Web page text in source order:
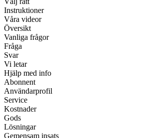
Instruktioner
Våra videor
Översikt
Vanliga frågor
Fråga
Svar
Vi letar
Hjälp med info
Abonnent
Användarprofil
Service
Kostnader
Gods
Lösningar
Gemensam insats